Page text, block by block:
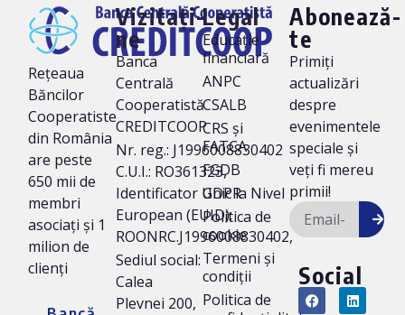
Rețeaua
Băncilor
Cooperatiste
din România
are peste
650 mii de
membri
asociați și 1
milion de
clienți
Vizitați-
ne
Banca
Centrală
Cooperatistă
CREDITCOOP
Nr. reg.: J1996008830402
C.U.I.: RO361323,
Identificator Unic la Nivel
European (EUID):
ROONRC.J1996008830402,
Sediul social:
Calea
Plevnei 200,
Legal
Educație
financiară
ANPC
CSALB
CRS și
FATCA
FGDB
GDPR
Politica de
cookie
Termeni și
condiții
Politica de
Abonează-
te
Primiți
actualizări
despre
evenimentele
speciale și
veți fi mereu
primii!
Social